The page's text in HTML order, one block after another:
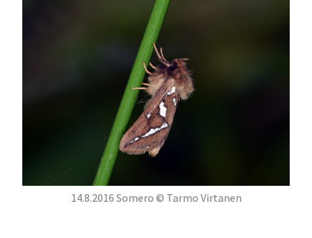
14.8.2016 Somero © Tarmo Virtanen